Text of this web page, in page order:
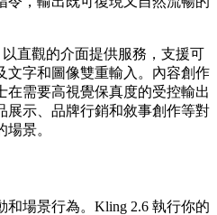
以直觀的介面提供服務，支援可
文字和圖像雙重輸入。內容創作
在需要高視覺保真度的受控輸出
示、品牌行銷和敘事創作等對
景。
場景行為。Kling 2.6 執行你的